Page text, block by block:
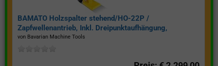
BAMATO Holzspalter stehend/HO-22P /
Zapfwellenantrieb, Inkl. Dreipunktaufhängung,
Spaltkraft 22 Tonnen*
von Bavarian Machine Tools